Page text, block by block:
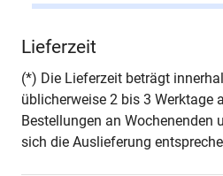
Seiten
Jahr
Lieferzeit
(*) Die Lieferzeit beträgt
üblicherweise 2 bis 3 Werktage
Bestellungen an Wochenenden
sich die Auslieferung